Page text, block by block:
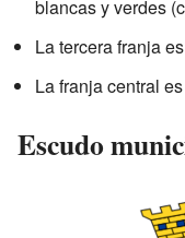
blancas y verdes
La tercera franja
La franja central
Escudo